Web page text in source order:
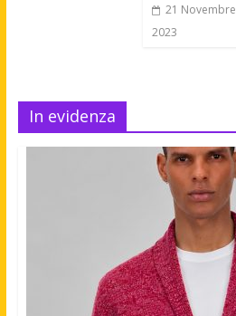
21 Novembre
2023
In evidenza